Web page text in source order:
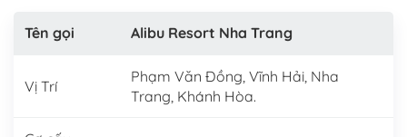
Tên gọi Alibu Resort Nha Trang
Vị Trí
Phạm Văn Đồng, Vĩnh Hải, Nha
Trang, Khánh Hòa.